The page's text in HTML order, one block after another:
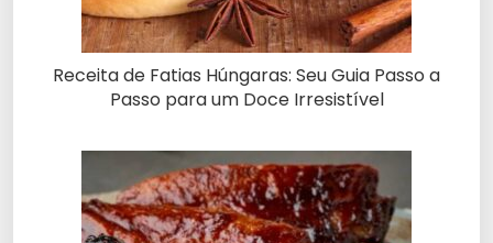
Receita de Fatias Húngaras: Seu Guia Passo a
Passo para um Doce Irresistível